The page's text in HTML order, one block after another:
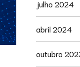
julho 2024
abril 2024
outubro